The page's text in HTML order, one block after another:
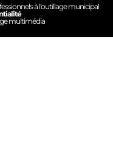
à l'outillage municipal
multimédia